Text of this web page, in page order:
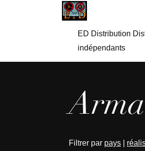
ED Distribution
indépendants
Filtrer par pays